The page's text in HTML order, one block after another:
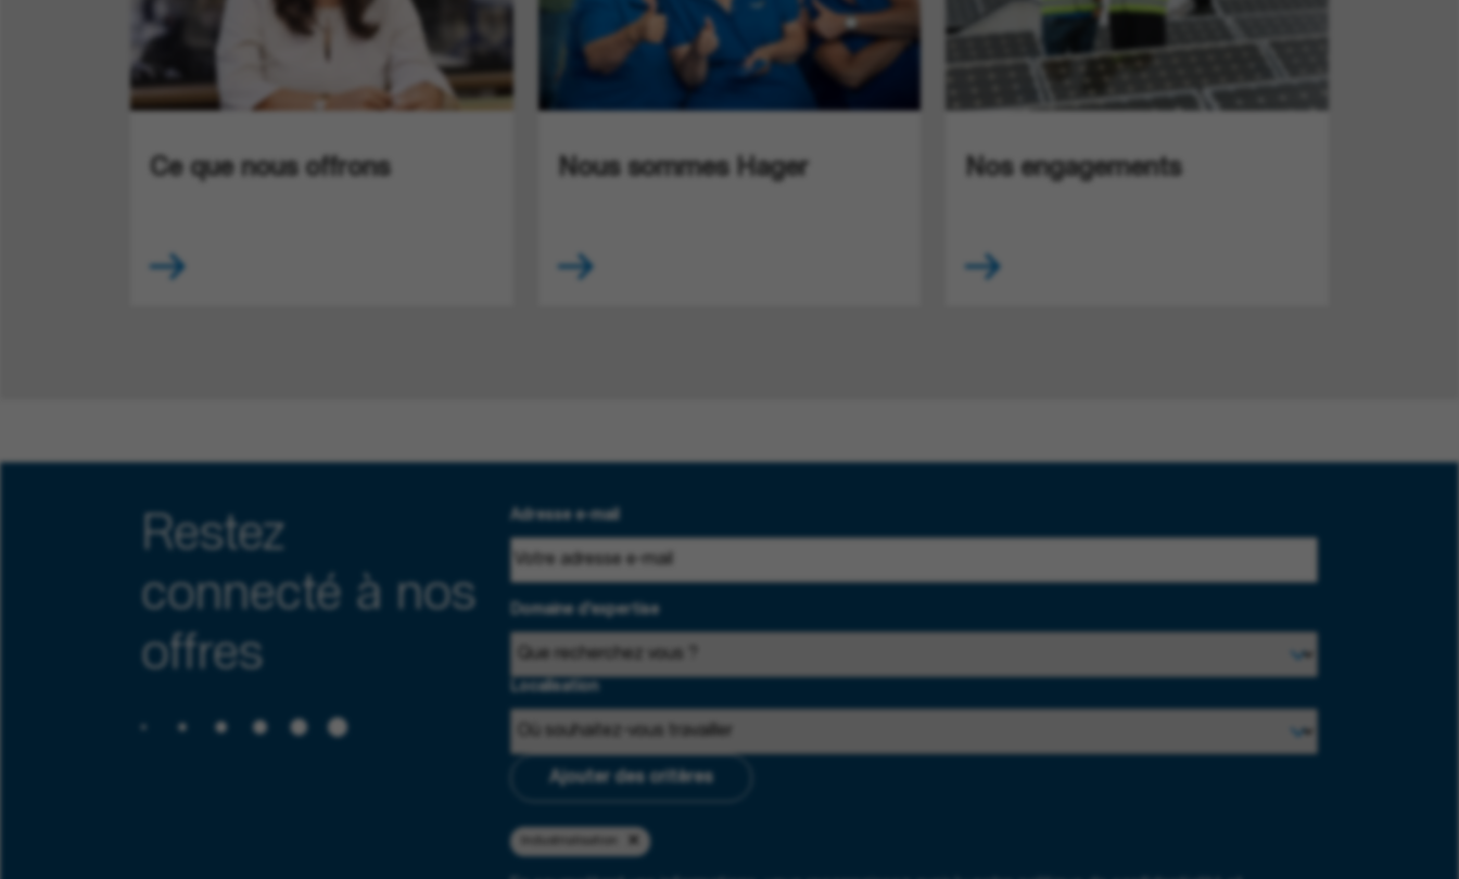
Ce que nous offrons Nous sommes Hager Nos engagements
Restez
connecté à nos
offres
Adresse e-mail
Domaine d'expertise
Localisation
Ajouter des critères